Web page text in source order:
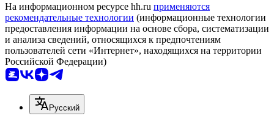
На информационном ресурсе hh.ru применяются
рекомендательные технологии (информационные технологии
предоставления информации на основе сбора, систематизации
и анализа сведений, относящихся к предпочтениям
пользователей сети «Интернет», находящихся на территории
Российской Федерации)
Русский